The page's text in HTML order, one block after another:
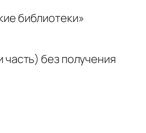
библиотеки»
без получения